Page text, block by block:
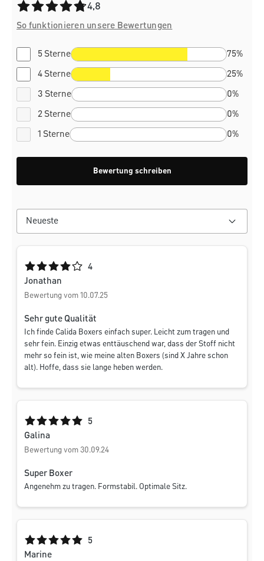
Durchschnittliche Bewertung von 4.8 von 5 Sternen
4,8
So funktionieren unsere Bewertungen
5 Sterne 75%
4 Sterne 25%
3 Sterne 0%
2 Sterne 0%
1 Sterne 0%
Bewertung schreiben
Durchschnittliche Bewertung von 4 von 5 Sternen
4
Jonathan
Bewertung vom 10.07.25
Sehr gute Qualität
Ich finde Calida Boxers einfach super. Leicht zum tragen und
sehr fein. Einzig etwas enttäuschend war, dass der Stoff nicht
mehr so fein ist, wie meine alten Boxers (sind X Jahre schon
alt). Hoffe, dass sie lange heben werden.
Durchschnittliche Bewertung von 5 von 5 Sternen
5
Galina
Bewertung vom 30.09.24
Super Boxer
Angenehm zu tragen. Formstabil. Optimale Sitz.
Durchschnittliche Bewertung von 5 von 5 Sternen
5
Marine